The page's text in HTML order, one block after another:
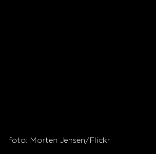
foto: Morten Jensen/Flickr